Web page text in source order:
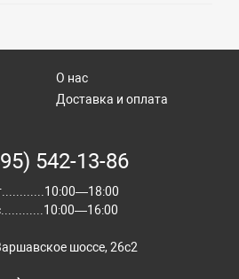
О нас
Доставка и оплата
542-13-86
шоссе, 26с2